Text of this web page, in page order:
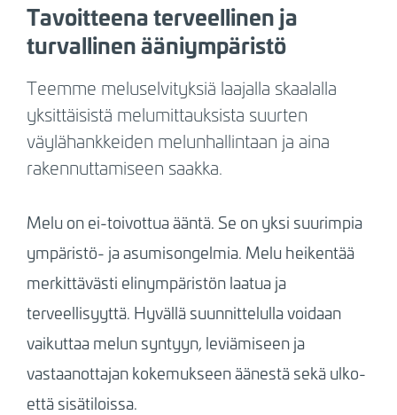
Tavoitteena terveellinen ja
turvallinen ääniympäristö
Teemme meluselvityksiä laajalla skaalalla
yksittäisistä melumittauksista suurten
väylähankkeiden melunhallintaan ja aina
rakennuttamiseen saakka.
Melu on ei-toivottua ääntä. Se on yksi suurimpia
ympäristö- ja asumisongelmia. Melu heikentää
merkittävästi elinympäristön laatua ja
terveellisyyttä. Hyvällä suunnittelulla voidaan
vaikuttaa melun syntyyn, leviämiseen ja
vastaanottajan kokemukseen äänestä sekä ulko-
että sisätiloissa.